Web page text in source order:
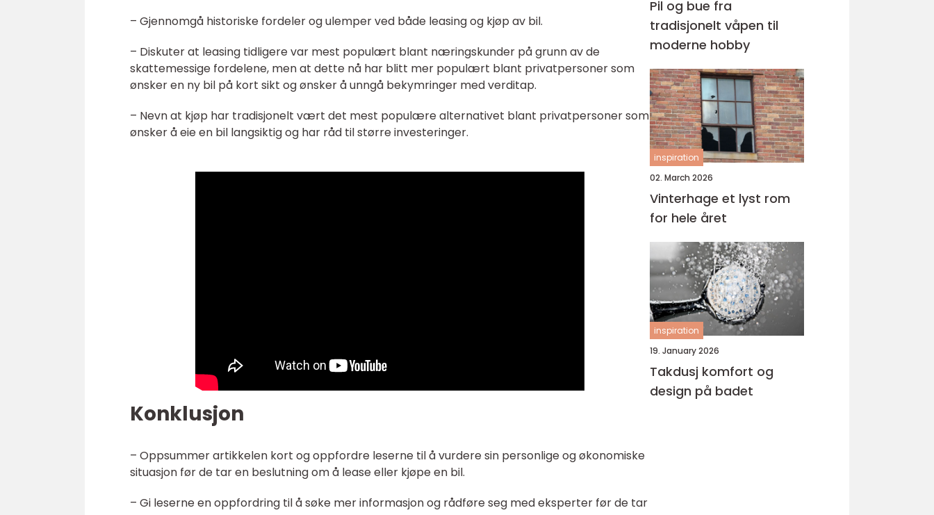
– Gjennomgå historiske fordeler og ulemper ved både leasing og kjøp av bil.
– Diskuter at leasing tidligere var mest populært blant næringskunder på grunn av de
skattemessige fordelene, men at dette nå har blitt mer populært blant privatpersoner som
ønsker en ny bil på kort sikt og ønsker å unngå bekymringer med verditap.
– Nevn at kjøp har tradisjonelt vært det mest populære alternativet blant privatpersoner som
ønsker å eie en bil langsiktig og har råd til større investeringer.
Konklusjon
– Oppsummer artikkelen kort og oppfordre leserne til å vurdere sin personlige og økonomiske
situasjon før de tar en beslutning om å lease eller kjøpe en bil.
– Gi leserne en oppfordring til å søke mer informasjon og rådføre seg med eksperter før de tar
Pil og bue fra
tradisjonelt våpen til
moderne hobby
inspiration
02. March 2026
Vinterhage et lyst rom
for hele året
inspiration
19. January 2026
Takdusj komfort og
design på badet